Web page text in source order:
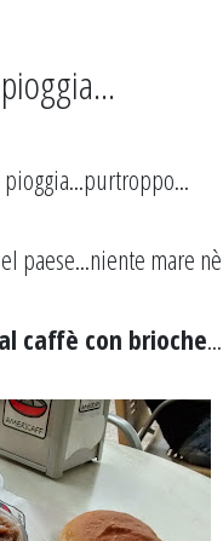
paese...niente mare
caffè con brioche...